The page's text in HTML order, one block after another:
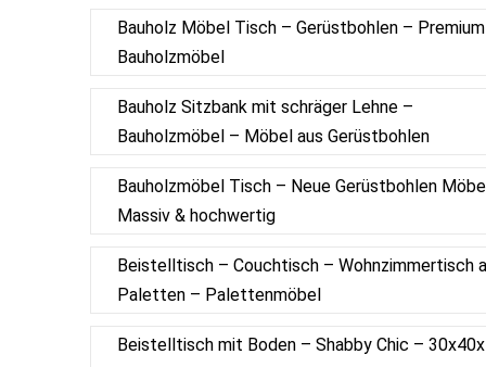
Bauholz Möbel Tisch – Gerüstbohlen – Premium
Bauholzmöbel
Bauholz Sitzbank mit schräger Lehne –
Bauholzmöbel – Möbel aus Gerüstbohlen
Bauholzmöbel Tisch – Neue Gerüstbohlen
Massiv & hochwertig
Beistelltisch – Couchtisch – Wohnzimmertisch
Paletten – Palettenmöbel
Beistelltisch mit Boden – Shabby Chic –